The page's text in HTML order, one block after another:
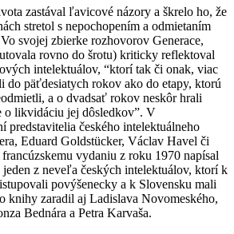
zastával ľavicové názory a škrelo ho, že
stretol s nepochopením a odmietaním
svojej zbierke rozhovorov Generace,
rovno do šrotu) kriticky reflektoval
intelektuálov, “ktorí tak či onak, viac
do päťdesiatych rokov ako do etapy, ktorú
a o dvadsať rokov neskôr hrali
o likvidáciu jej dôsledkov”. V
predstavitelia českého intelektuálneho
Eduard Goldstücker, Václav Havel či
vydaniu z roku 1970 napísal
jeden z neveľa českých intelektuálov, ktorí k
povýšenecky a k Slovensku mali
knihy zaradil aj Ladislava Novomeského,
Bednára a Petra Karvaša.